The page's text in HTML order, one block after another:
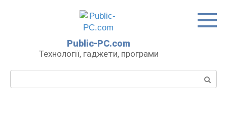
Public-PC.com
Технології, гаджети, програми